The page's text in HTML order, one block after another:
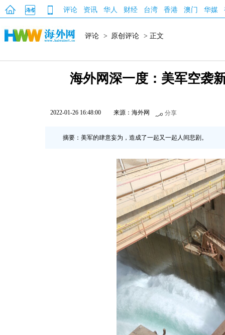
评论 资讯 华人 财经 台湾 香港 澳门 华媒
评论 > 原创评论 > 正文
海外网深一度：美军空袭
2022-01-26 16:48:00 来源：海外网 分享
摘要：美军的肆意妄为，造成了一起又一起人间悲剧。